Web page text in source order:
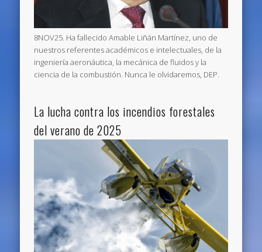
8NOV25. Ha fallecido Amable Liñán Martínez, uno de
nuestros referentes académicos e intelectuales, de la
ingeniería aeronáutica, la mecánica de fluidos y la
ciencia de la combustión. Nunca le olvidaremos, DEP.
La lucha contra los incendios forestales
del verano de 2025